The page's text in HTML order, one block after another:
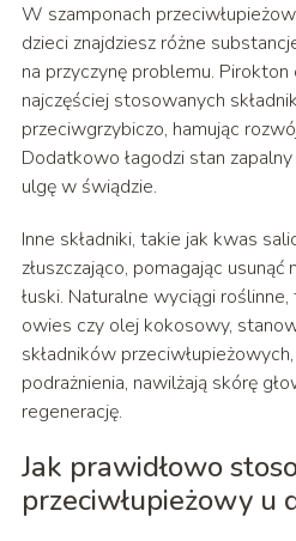
W szamponach
dzieci znajdziesz różne
na przyczynę problemu.
najczęściej stosowanych
przeciwgrzybiczo, hamując
Dodatkowo łagodzi stan
ulgę w świądzie.
Inne składniki, takie jak kwas
złuszczająco, pomagając
łuski. Naturalne wyciągi
owies czy olej kokosowy,
składników
podrażnienia, nawilżają skórę
regenerację.
Jak prawidłowo
przeciwłupieżowy u